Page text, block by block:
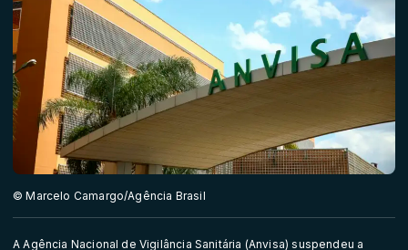
© Marcelo Camargo/Agência Brasil
A Agência Nacional de Vigilância Sanitária (Anvisa) suspendeu a